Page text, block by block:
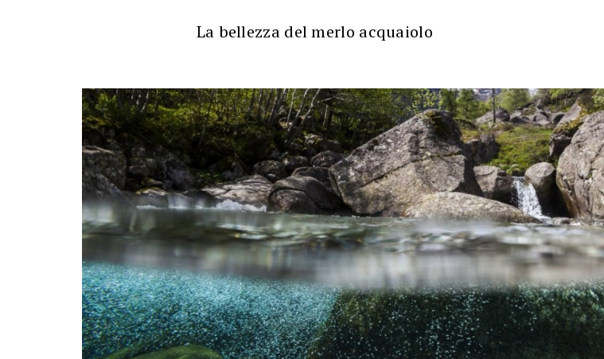
La bellezza del merlo acquaiolo